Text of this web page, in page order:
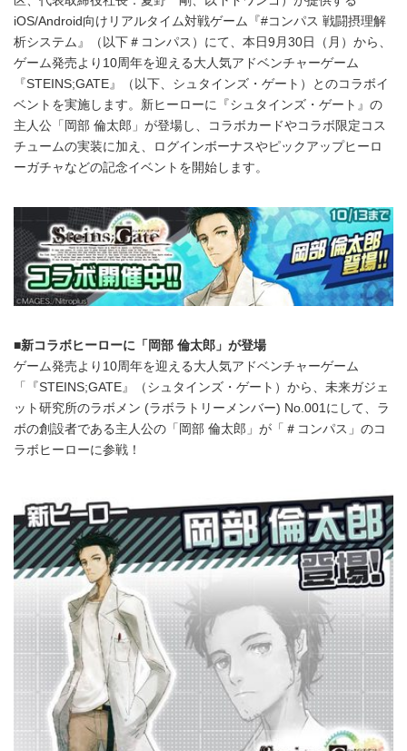
iOS/Android向けリアルタイム対戦ゲーム『#コンパス 戦闘摂理解
析システム』（以下＃コンパス）にて、本日9月30日（月）から、
ゲーム発売より10周年を迎える大人気アドベンチャーゲーム
『STEINS;GATE』（以下、シュタインズ・ゲート）とのコラボイ
ベントを実施します。新ヒーローに『シュタインズ・ゲート』の
主人公「岡部 倫太郎」が登場し、コラボカードやコラボ限定コス
チュームの実装に加え、ログインボーナスやピックアップヒーロ
ーガチャなどの記念イベントを開始します。
■新コラボヒーローに「岡部 倫太郎」が登場
ゲーム発売より10周年を迎える大人気アドベンチャーゲーム
「『STEINS;GATE』（シュタインズ・ゲート）から、未来ガジェ
ット研究所のラボメン (ラボラトリーメンバー) No.001にして、ラ
ボの創設者である主人公の「岡部 倫太郎」が「＃コンパス」のコ
ラボヒーローに参戦！